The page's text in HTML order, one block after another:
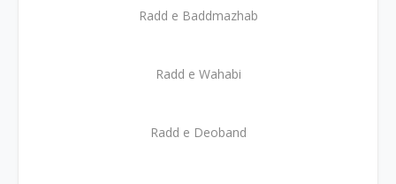
Radd e Baddmazhab
Radd e Wahabi
Radd e Deoband